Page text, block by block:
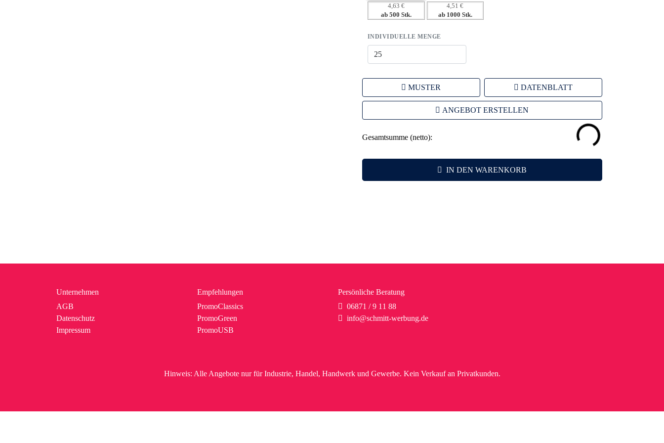
4,63 €
ab 500 Stk.
4,51 €
ab 1000 Stk.
INDIVIDUELLE MENGE
MUSTER DATENBLATT
ANGEBOT ERSTELLEN
Gesamtsumme (netto):
IN DEN WARENKORB
Unternehmen
AGB
Datenschutz
Impressum
Empfehlungen
PromoClassics
PromoGreen
PromoUSB
Persönliche Beratung
06871 / 9 11 88
info@schmitt-werbung.de
Hinweis: Alle Angebote nur für Industrie, Handel, Handwerk und Gewerbe. Kein Verkauf an Privatkunden.